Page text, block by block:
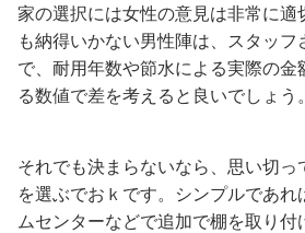
家の選択には女性の意見は非常に適
も納得いかない男性陣は、スタッ
で、耐用年数や節水による実際の金
る数値で差を考えると良いでしょう。
それでも決まらないなら、思い切
を選ぶでおｋです。シンプルであ
ムセンターなどで追加で棚を取り